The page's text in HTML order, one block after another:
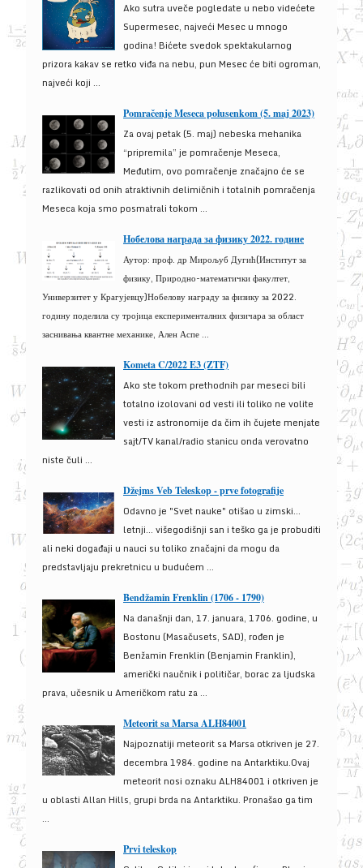
Ako sutra uveče pogledate u nebo videćete
Supermesec, najveći Mesec u mnogo
godina! Bićete svedok spektakularnog
prizora kakav se retko viđa na nebu, pun Mesec će biti ogroman,
najveći koji ...
Pomračenje Meseca polusenkom (5. maj 2023)
Za ovaj petak (5. maj) nebeska mehanika
“pripremila” je pomračenje Meseca,
Međutim, ovo pomračenje značajno će se
razlikovati od onih atraktivnih delimičnih i totalnih pomračenja
Meseca koja smo posmatrali tokom ...
Нобелова награда за физику 2022. године
Аутор: проф. др Мирољуб Дугић(Институт за
физику, Природно-математички факултет,
Универзитет у Крагујевцу)Нобелову награду за физику за 2022.
годину поделила су тројица експерименталних физичара за област
заснивања квантне механике, Ален Аспе ...
Kometa C/2022 E3 (ZTF)
Ako ste tokom prethodnih par meseci bili
totalno izolovani od vesti ili toliko ne volite
vesti iz astronomije da čim ih čujete menjate
sajt/TV kanal/radio stanicu onda verovatno
niste čuli ...
Džejms Veb Teleskop - prve fotografije
Odavno je "Svet nauke" otišao u zimski...
letnji... višegodišnji san i teško ga je probuditi
ali neki događaji u nauci su toliko značajni da mogu da
predstavljaju prekretnicu u budućem ...
Bendžamin Frenklin (1706 - 1790)
Na današnji dan, 17. januara, 1706. godine, u
Bostonu (Masačusets, SAD), rođen je
Benžamin Frenklin (Benjamin Franklin),
američki naučnik i političar, borac za ljudska
prava, učesnik u Američkom ratu za ...
Meteorit sa Marsa ALH84001
Najpoznatiji meteorit sa Marsa otkriven je 27.
decembra 1984. godine na Antarktiku.Ovaj
meteorit nosi oznaku ALH84001 i otkriven je
u oblasti Allan Hills, grupi brda na Antarktiku. Pronašao ga tim
...
Prvi teleskop